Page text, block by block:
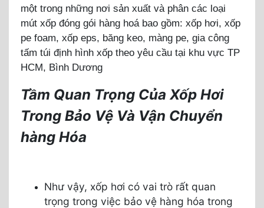
một trong những nơi sản xuất và phân các loại
mút xốp đóng gói hàng hoá bao gồm: xốp hơi, xốp
pe foam, xốp eps, băng keo, màng pe, gia công
tấm túi định hình xốp theo yêu cầu tại khu vực TP
HCM, Bình Dương
Tầm Quan Trọng Của Xốp Hơi
Trong Bảo Vệ Và Vận Chuyển
hàng Hóa
Như vậy, xốp hơi có vai trò rất quan
trọng trong việc bảo vệ hàng hóa trong